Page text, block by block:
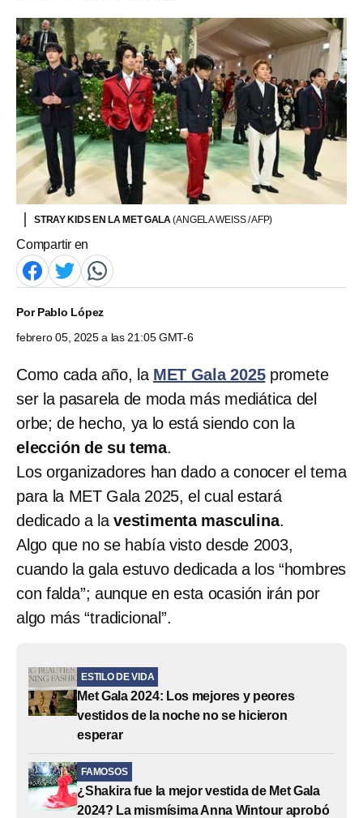
STRAY KIDS EN LA MET GALA(ANGELA WEISS / AFP)
Compartir en
PorPablo López
febrero 05, 2025 a las 21:05 GMT-6
Como cada año, la MET Gala 2025promete
ser la pasarela de moda más mediática del
orbe; de hecho, ya lo está siendo con la
elección de su tema.
Los organizadores han dado a conocer el tema
para la MET Gala 2025, el cual estará
dedicado a lavestimenta masculina.
Algo que no se había visto desde 2003,
cuando la gala estuvo dedicada a los “hombres
con falda”; aunque en esta ocasión irán por
algo más “tradicional”.
ESTILO DE VIDA
Met Gala 2024: Los mejores y peores
vestidos de la noche no se hicieron
esperar
FAMOSOS
¿Shakira fue la mejor vestida de Met Gala
2024? La mismísima Anna Wintour aprobó